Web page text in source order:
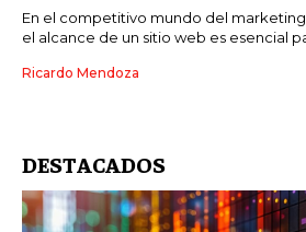
En el competitivo mundo del
el alcance de un sitio web es esencial
Ricardo Mendoza
DESTACADOS